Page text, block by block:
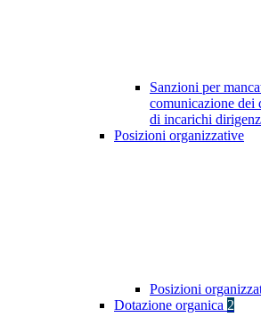
Sanzioni per
comunicazione dei
di incarichi
Posizioni organizzative
Posizioni
Dotazione organica 2